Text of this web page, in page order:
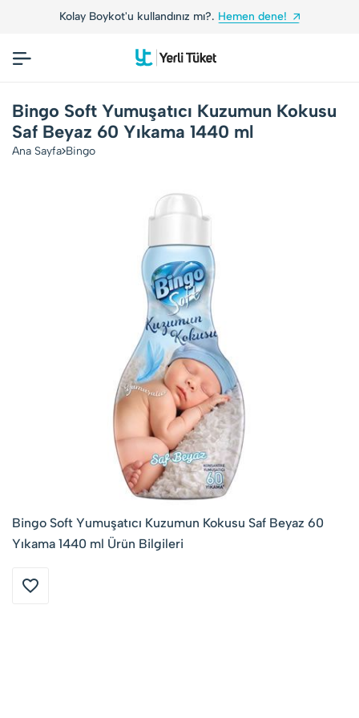
Kolay Boykot'u kullandınız mı?. Hemen dene!
Bingo Soft Yumuşatıcı Kuzumun Kokusu
Saf Beyaz 60 Yıkama 1440 ml
Ana Sayfa Bingo
Bingo Soft Yumuşatıcı Kuzumun Kokusu Saf Beyaz 60
Yıkama 1440 ml Ürün Bilgileri